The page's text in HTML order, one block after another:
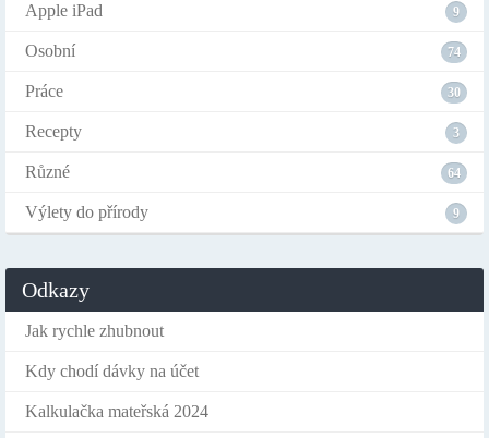
Apple iPad 9
Osobní 74
Práce 30
Recepty 3
Různé 64
Výlety do přírody 9
Odkazy
Jak rychle zhubnout
Kdy chodí dávky na účet
Kalkulačka mateřská 2024